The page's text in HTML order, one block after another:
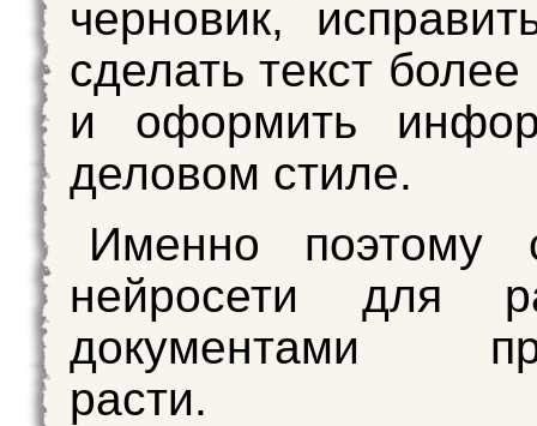
черновик,
сделать текст
и оформить
деловом стиле.
Именно поэтому
нейросети для
документами
расти.